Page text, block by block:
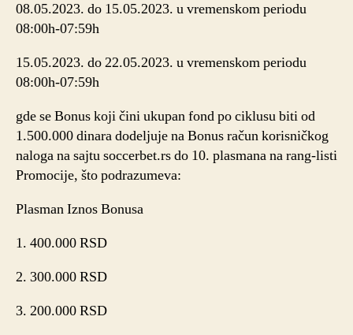
08.05.2023. do 15.05.2023. u vremenskom periodu
08:00h-07:59h
15.05.2023. do 22.05.2023. u vremenskom periodu
08:00h-07:59h
gde se Bonus koji čini ukupan fond po ciklusu biti od
1.500.000 dinara dodeljuje na Bonus račun korisničkog
naloga na sajtu soccerbet.rs do 10. plasmana na rang-listi
Promocije, što podrazumeva:
Plasman Iznos Bonusa
1. 400.000 RSD
2. 300.000 RSD
3. 200.000 RSD